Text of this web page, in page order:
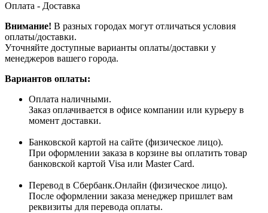
Оплата - Доставка
Внимание! В разных городах могут отличаться условия
оплаты/доставки.
Уточняйте доступные варианты оплаты/доставки у
менеджеров вашего города.
Вариантов оплаты:
Оплата наличными.
Заказ оплачивается в офисе компании или курьеру в
момент доставки.
Банковской картой на сайте (физическое лицо).
При оформлении заказа в корзине вы оплатить товар
банковской картой Visa или Master Card.
Перевод в Сбербанк.Онлайн (физическое лицо).
После оформлении заказа менеджер пришлет вам
реквизиты для перевода оплаты.